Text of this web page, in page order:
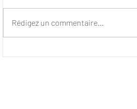
Rédigez un commentaire...